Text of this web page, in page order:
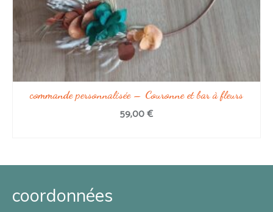
commande personnalisée – Couronne et bar à fleurs
59,00€
coordonnées